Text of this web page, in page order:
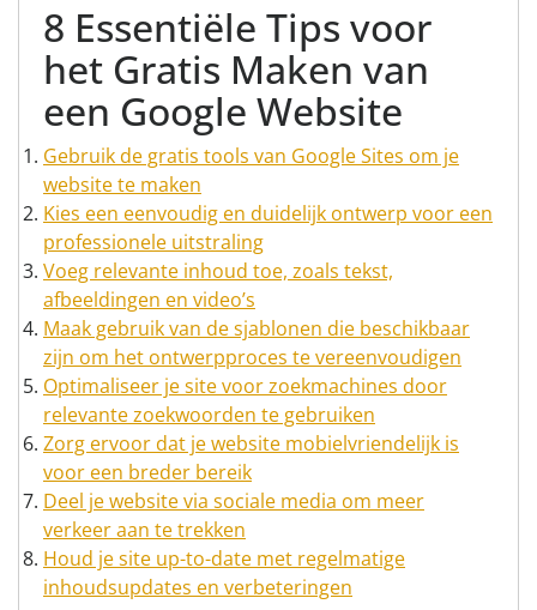
8 Essentiële Tips voor
het Gratis Maken van
een Google Website
Gebruik de gratis tools van Google Sites om je
website te maken
Kies een eenvoudig en duidelijk ontwerp voor een
professionele uitstraling
Voeg relevante inhoud toe, zoals tekst,
afbeeldingen en video’s
Maak gebruik van de sjablonen die beschikbaar
zijn om het ontwerpproces te vereenvoudigen
Optimaliseer je site voor zoekmachines door
relevante zoekwoorden te gebruiken
Zorg ervoor dat je website mobielvriendelijk is
voor een breder bereik
Deel je website via sociale media om meer
verkeer aan te trekken
Houd je site up-to-date met regelmatige
inhoudsupdates en verbeteringen